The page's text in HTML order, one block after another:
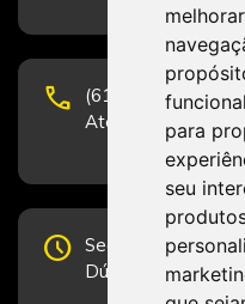
para
seu
phone
(61) 3223-1652 e
Atendimento por
schedule Segunda-feira a
Dúvidas e